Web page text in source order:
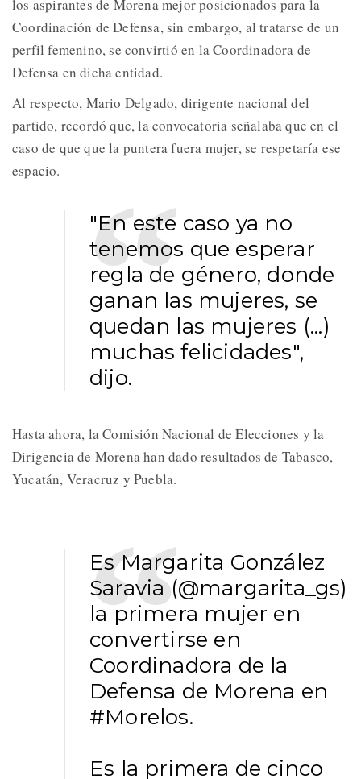
los aspirantes de Morena mejor posicionados para la
Coordinación de Defensa, sin embargo, al tratarse de un
perfil femenino, se convirtió en la Coordinadora de
Defensa en dicha entidad.
Al respecto, Mario Delgado, dirigente nacional del
partido, recordó que, la convocatoria señalaba que en el
caso de que que la puntera fuera mujer, se respetaría ese
espacio.
"En este caso ya no
tenemos que esperar
regla de género, donde
ganan las mujeres, se
quedan las mujeres (...)
muchas felicidades",
dijo.
Hasta ahora, la Comisión Nacional de Elecciones y la
Dirigencia de Morena han dado resultados de Tabasco,
Yucatán, Veracruz y Puebla.
Es Margarita González
Saravia (@margarita_gs)
la primera mujer en
convertirse en
Coordinadora de la
Defensa de Morena en
#Morelos.
Es la primera de cinco